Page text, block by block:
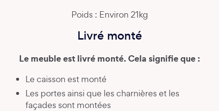
Poids : Environ 21kg
Livré monté
Le meuble est livré monté. Cela signifie que :
Le caisson est monté
Les portes ainsi que les charnières et les
façades sont montées